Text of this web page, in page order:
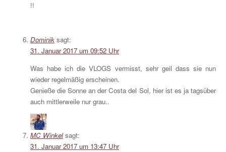
!!
Dominik sagt:
31. Januar 2017 um 09:52 Uhr
Was habe ich die VLOGS vermisst, sehr geil dass sie nun
wieder regelmäßig erscheinen.
Genieße die Sonne an der Costa del Sol, hier ist es ja tagsüber
auch mittlerweile nur grau..
MC Winkel sagt:
31. Januar 2017 um 13:47 Uhr